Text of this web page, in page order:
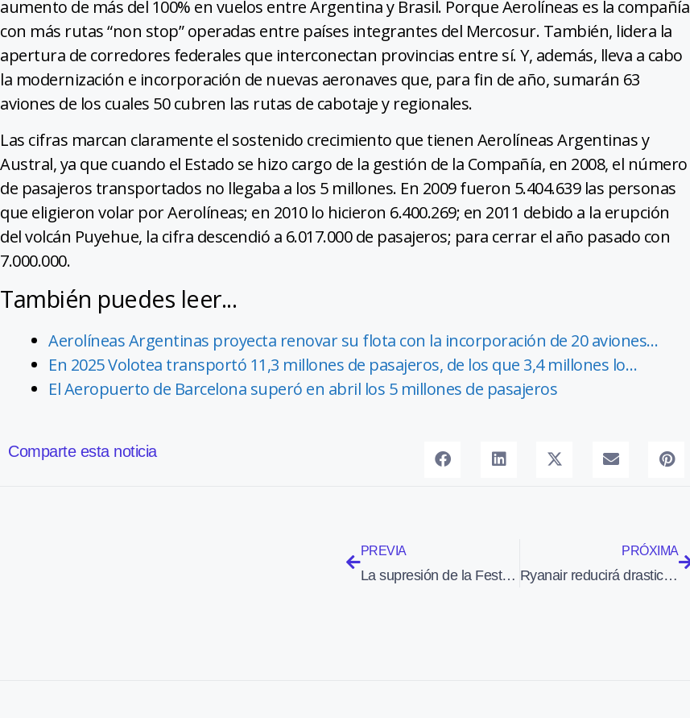
aumento de más del 100% en vuelos entre Argentina y Brasil. Porque Aerolíneas es la compañía
con más rutas “non stop” operadas entre países integrantes del Mercosur. También, lidera la
apertura de corredores federales que interconectan provincias entre sí. Y, además, lleva a cabo
la modernización e incorporación de nuevas aeronaves que, para fin de año, sumarán 63
aviones de los cuales 50 cubren las rutas de cabotaje y regionales.
Las cifras marcan claramente el sostenido crecimiento que tienen Aerolíneas Argentinas y
Austral, ya que cuando el Estado se hizo cargo de la gestión de la Compañía, en 2008, el número
de pasajeros transportados no llegaba a los 5 millones. En 2009 fueron 5.404.639 las personas
que eligieron volar por Aerolíneas; en 2010 lo hicieron 6.400.269; en 2011 debido a la erupción
del volcán Puyehue, la cifra descendió a 6.017.000 de pasajeros; para cerrar el año pasado con
7.000.000.
También puedes leer...
Aerolíneas Argentinas proyecta renovar su flota con la incorporación de 20 aviones…
En 2025 Volotea transportó 11,3 millones de pasajeros, de los que 3,4 millones lo…
El Aeropuerto de Barcelona superó en abril los 5 millones de pasajeros
Comparte esta noticia
PREVIA
La supresión de la Festa al Cel 2013, en clave de humor
PRÓXIMA
Ryanair reducirá drasticamente los vuelos y las frecuencias en el aeropuerto de Girona